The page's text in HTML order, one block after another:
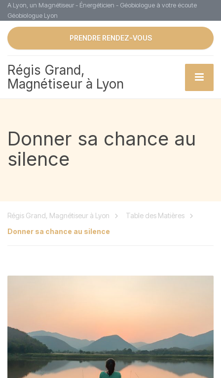
A Lyon, un Magnétiseur - Énergéticien - Géobiologue à votre écoute
Géobiologue Lyon
PRENDRE RENDEZ-VOUS
Régis Grand,
Magnétiseur à Lyon
Donner sa chance au
silence
Régis Grand, Magnétiseur à Lyon
Table des Matières
Donner sa chance au silence